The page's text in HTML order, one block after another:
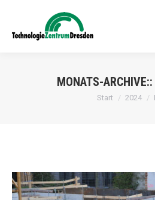
MONATS-ARCHIVE::
Sie befinden
Start 2024